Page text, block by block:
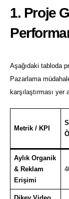
1. Proje
Aşağıdaki tabloda
Pazarlama
karşılaştırması yer
Metrik / KPI
Aylık Organik
& Reklam
Erişimi